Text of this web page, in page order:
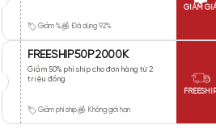
Giảm % Đã dùng 92%
GIẢM
FREESHIP50P2000K
Giảm 50% phí ship cho đơn hàng từ 2
triệu đồng
Giảm phí ship Không giới hạn